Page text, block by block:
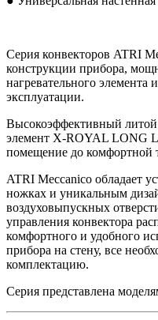
Серия конвекторов ATRI
конструкции прибора,
нагревательного элемента
эксплуатации.
Высокоэффективный
элемент X-ROYAL LONG
помещение до комфортной
ATRI Meccanico обладает
ножках и уникальным
воздуховыпускных
управления конвектора
комфортного и удобного
прибора на стену, все
комплектацию.
Серия представлена